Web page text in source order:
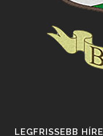
LEGFRISSEBB